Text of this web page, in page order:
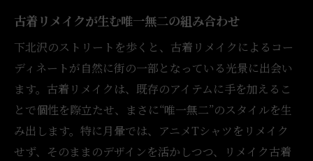
古着リメイクが生む唯一無二の組み合わせ
下北沢のストリートを歩くと、古着リメイクによるコー
ディネートが自然に街の一部となっている光景に出会い
ます。古着リメイクは、既存のアイテムに手を加えるこ
とで個性を際立たせ、まさに“唯一無二”のスタイルを生
み出します。特に月暈では、アニメTシャツをリメイク
せず、そのままのデザインを活かしつつ、リメイク古着